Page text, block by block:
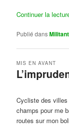
Continuer la
Publié dans
MIS EN AVANT
Cycliste des villes
champs pour me
routes sur mon